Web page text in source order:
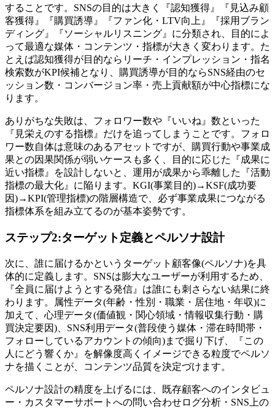
することです。SNSの目的は大きく『認知獲得』『見込み顧
客獲得』『購買誘導』『ファン化・LTV向上』『採用ブラン
ディング』『ソーシャルリスニング』に分類され、目的によ
って最適な媒体・コンテンツ・指標が大きく変わります。た
とえば認知獲得が目的ならリーチ・インプレッション・指名
検索数がKPI候補となり、購買誘導が目的ならSNS経由のセ
ッション数・コンバージョン率・売上貢献額が中心指標にな
ります。
ありがちな失敗は、フォロワー数や『いいね』数といった
『見栄えのする指標』だけを追ってしまうことです。フォロ
ワー数自体は意味のあるアセットですが、購買行動や事業成
果との因果関係が弱いケースも多く、目的に応じた『成果に
近い指標』を設計しないと、運用が成果から乖離した『活動
指標の最大化』に陥ります。KGI(事業目的)→KSF(成功要
因)→KPI(管理指標)の階層構造で、必ず事業成果につながる
指標体系を組み立てるのが基本姿勢です。
ステップ2:ターゲット定義とペルソナ設計
次に、誰に届けるかというターゲット顧客像(ペルソナ)を具
体的に定義します。SNSは膨大なユーザーが利用するため、
『全員に届けようとする発信』は誰にも刺さらない結果に終
わります。属性データ(年齢・性別・職業・居住地・年収)に
加えて、心理データ(価値観・関心領域・情報収集行動・購
買決定要因)、SNS利用データ(普段使う媒体・滞在時間帯・
フォローしているアカウントの傾向)まで掘り下げ、『この
人にどう響くか』を解像度高くイメージできる粒度でペルソ
ナを描くことが、コンテンツ品質を決定づけます。
ペルソナ設計の精度を上げるには、既存顧客へのインタビュ
ー・カスタマーサポートへの問い合わせログ分析・SNS上の